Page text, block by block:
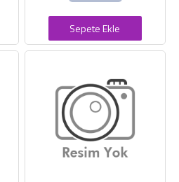
Sepete Ekle